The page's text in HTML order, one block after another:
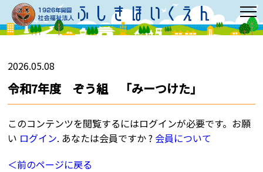
2026.05.08
令和7年度 ぞう組 「みーつけた」
このコンテンツを閲覧するにはログインが必要です。お願
い ログイン. あなたは会員ですか ? 会員について
＜前のページに戻る